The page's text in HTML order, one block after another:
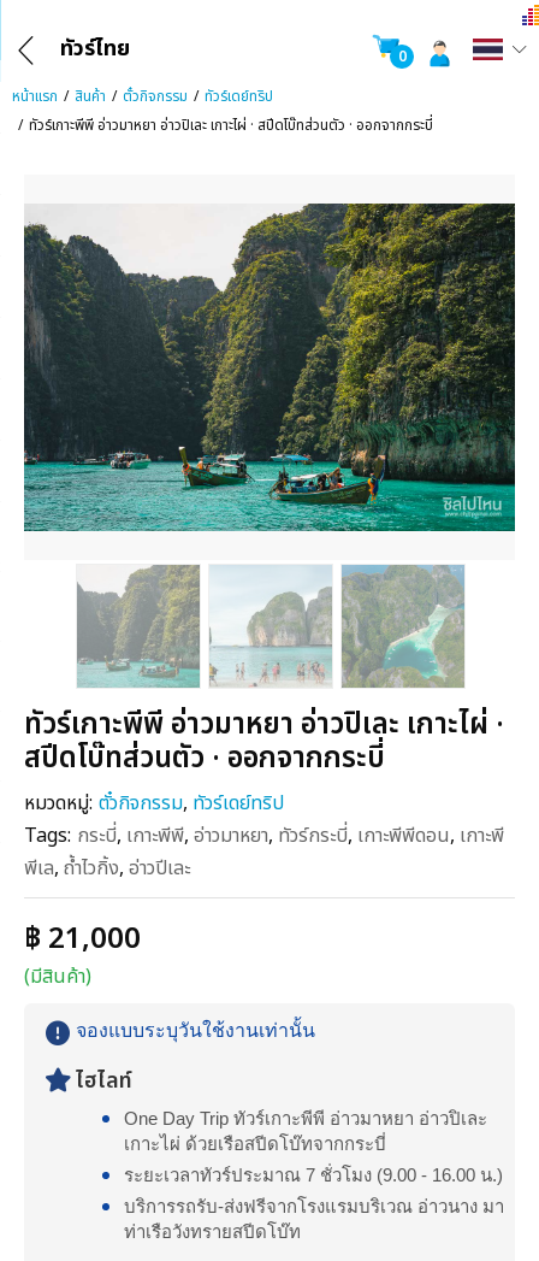
ทัวร์ไทย
0
หน้าแรก
สินค้า ตั๋วกิจกรรม
ทัวร์เดย์ทริป
ทัวร์เกาะพีพี อ่าวมาหยา อ่าวปิเละ เกาะไผ่ · สปีดโบ๊ทส่วนตัว · ออกจากกระบี่
ทัวร์เกาะพีพี อ่าวมาหยา อ่าวปิเละ เกาะไผ่ ·
สปีดโบ๊ทส่วนตัว · ออกจากกระบี่
หมวดหมู่: ตั๋วกิจกรรม, ทัวร์เดย์ทริป
Tags: กระบี่, เกาะพีพี, อ่าวมาหยา, ทัวร์กระบี่, เกาะพีพีดอน, เกาะพี
พีเล, ถ้ำไวกิ้ง, อ่าวปีเละ
฿ 21,000
(มีสินค้า)
จองแบบระบุวันใช้งานเท่านั้น
ไฮไลท์
One Day Trip ทัวร์เกาะพีพี อ่าวมาหยา อ่าวปิเละ
เกาะไผ่ ด้วยเรือสปีดโบ๊ทจากกระบี่
ระยะเวลาทัวร์ประมาณ 7 ชั่วโมง (9.00 - 16.00 น.)
บริการรถรับ-ส่งฟรีจากโรงแรมบริเวณ อ่าวนาง มา
ท่าเรือวังทรายสปีดโบ๊ท